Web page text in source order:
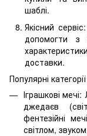
шаблі.
Якісний
допомогти з
доставки.
Популярні
Іграшкові
джедаєв
фентезійні
світлом,